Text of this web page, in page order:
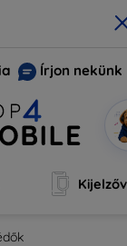
Írjon nekünk